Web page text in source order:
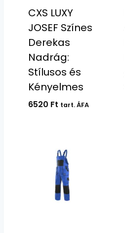
CXS LUXY
JOSEF Színes
Derekas
Nadrág:
Stílusos és
Kényelmes
6520 Ft tart. ÁFA